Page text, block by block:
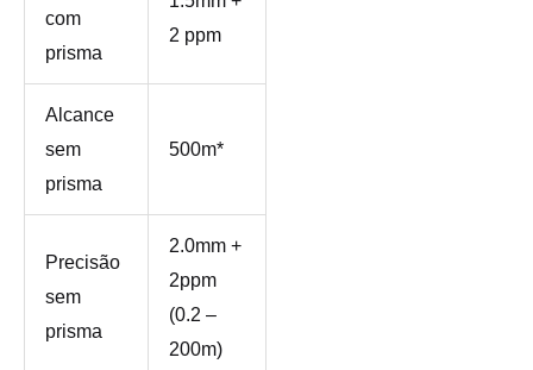
com
prisma
2 ppm
Alcance
sem
prisma
500m*
Precisão
sem
prisma
2.0mm +
2ppm
(0.2 –
200m)